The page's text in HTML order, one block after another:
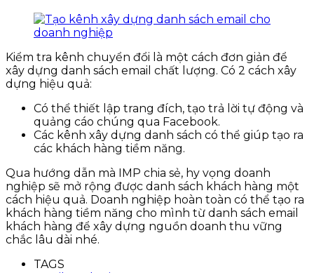
Kiểm tra kênh chuyển đổi là một cách đơn giản để
xây dựng danh sách email chất lượng. Có 2 cách xây
dựng hiệu quả:
Có thể thiết lập trang đích, tạo trả lời tự động và
quảng cáo chúng qua Facebook.
Các kênh xây dựng danh sách có thể giúp tạo ra
các khách hàng tiềm năng.
Qua hướng dẫn mà IMP chia sẻ, hy vọng doanh
nghiệp sẽ mở rộng được danh sách khách hàng một
cách hiệu quả. Doanh nghiệp hoàn toàn có thể tạo ra
khách hàng tiềm năng cho mình từ danh sách email
khách hàng để xây dựng nguồn doanh thu vững
chắc lâu dài nhé.
TAGS